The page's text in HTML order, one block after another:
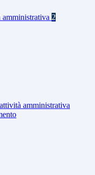
2
amministrativa